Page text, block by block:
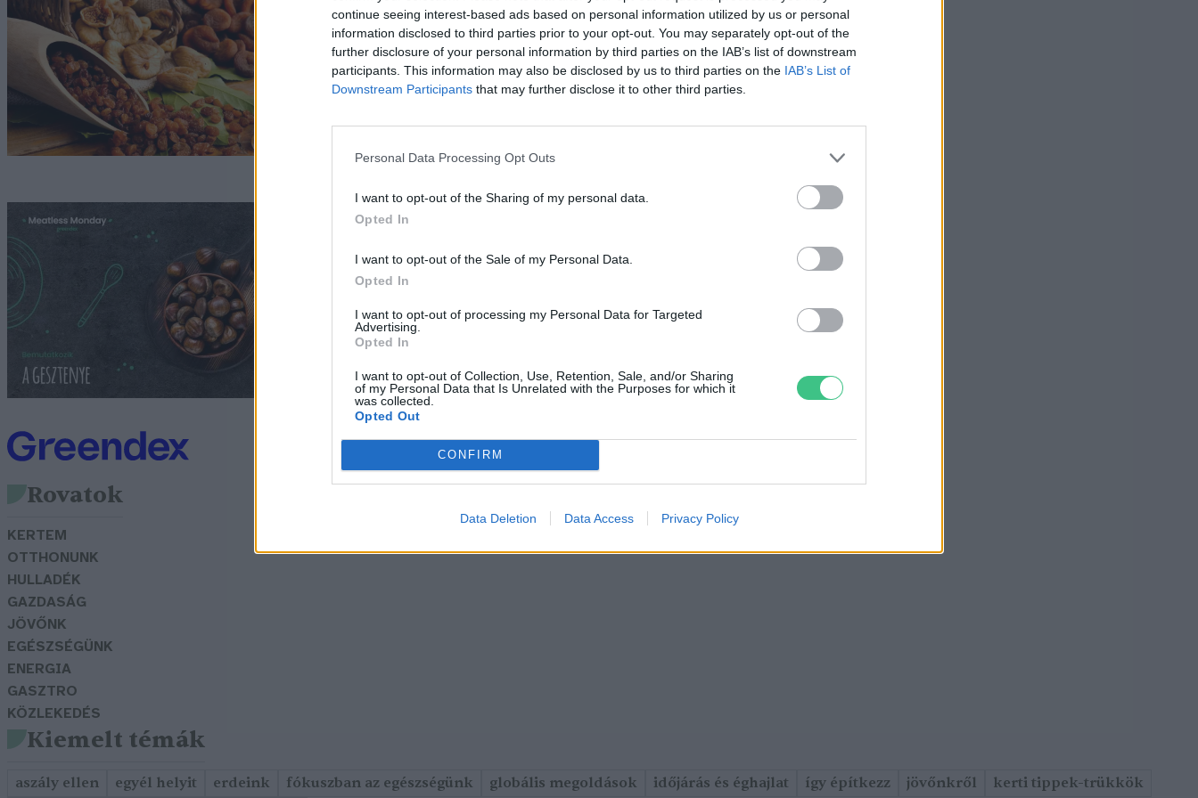
continue seeing interest-based ads based on personal information utilized by us or personal
information disclosed to third parties prior to your opt-out. You may separately opt-out of the
further disclosure of your personal information by third parties on the IAB’s list of downstream
participants. This information may also be disclosed by us to third parties on the IAB’s List of
Downstream Participants that may further disclose it to other third parties.
Personal Data Processing Opt Outs
I want to opt-out of the Sharing of my personal data.
Opted In
I want to opt-out of the Sale of my Personal Data.
Opted In
I want to opt-out of processing my Personal Data for Targeted
Advertising.
Opted In
I want to opt-out of Collection, Use, Retention, Sale, and/or Sharing
of my Personal Data that Is Unrelated with the Purposes for which it
was collected.
Opted Out
CONFIRM
Data Deletion Data Access Privacy Policy
szárított gyümölcsök
csomagolásán
Greendex Szemle
Meatless Monday: a különleges
gesztenye
Granát-Galló Tímea
Rovatok
KERTEM
OTTHONUNK
HULLADÉK
GAZDASÁG
JÖVŐNK
EGÉSZSÉGÜNK
ENERGIA
GASZTRO
KÖZLEKEDÉS
Kiemelt témák
aszály ellen egyél helyit erdeink fókuszban az egészségünk globális megoldások időjárás és éghajlat így építkezz jövőnkről kerti tippek-trükkök